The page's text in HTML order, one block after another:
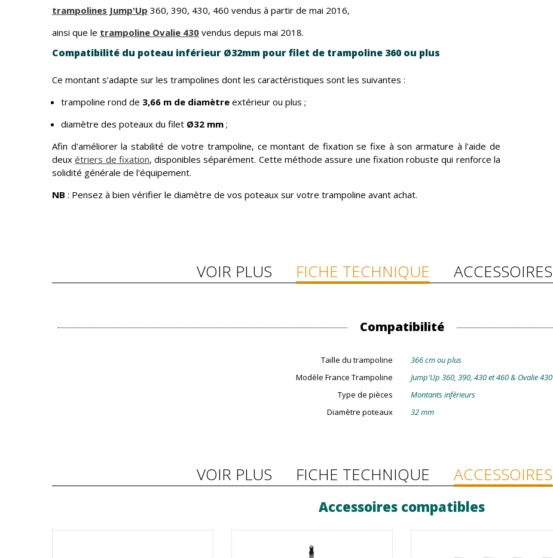
trampolines Jump'Up 360, 390, 430, 460 vendus à partir de mai 2016,
ainsi que le trampoline Ovalie 430 vendus depuis mai 2018.
Compatibilité du poteau inférieur Ø32mm pour filet de trampoline 360 ou plus
Ce montant s’adapte sur les trampolines dont les caractéristiques sont les suivantes :
trampoline rond de 3,66 m de diamètre extérieur ou plus ;
diamètre des poteaux du filet Ø32 mm ;
Afin d'améliorer la stabilité de votre trampoline, ce montant de fixation se fixe à son armature à l'aide de
deuxétriers de fixation, disponibles séparément. Cette méthode assure une fixation robuste qui renforce la
solidité générale de l'équipement.
NB : Pensez à bien vérifier le diamètre de vos poteaux sur votre trampoline avant achat.
VOIR PLUS FICHE TECHNIQUE ACCESSOIRES
Compatibilité
Taille du trampoline
366 cm ou plus
Modèle France Trampoline
Jump'Up 360, 390, 430 et 460 & Ovalie 430
Type de pièces
Montants inférieurs
Diamètre poteaux
32 mm
VOIR PLUS FICHE TECHNIQUE ACCESSOIRES
Accessoires compatibles